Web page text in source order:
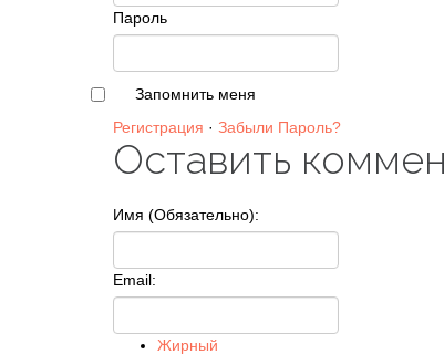
Пароль
Запомнить меня
Регистрация · Забыли Пароль?
Оставить
Имя (Обязательно):
Email:
Жирный